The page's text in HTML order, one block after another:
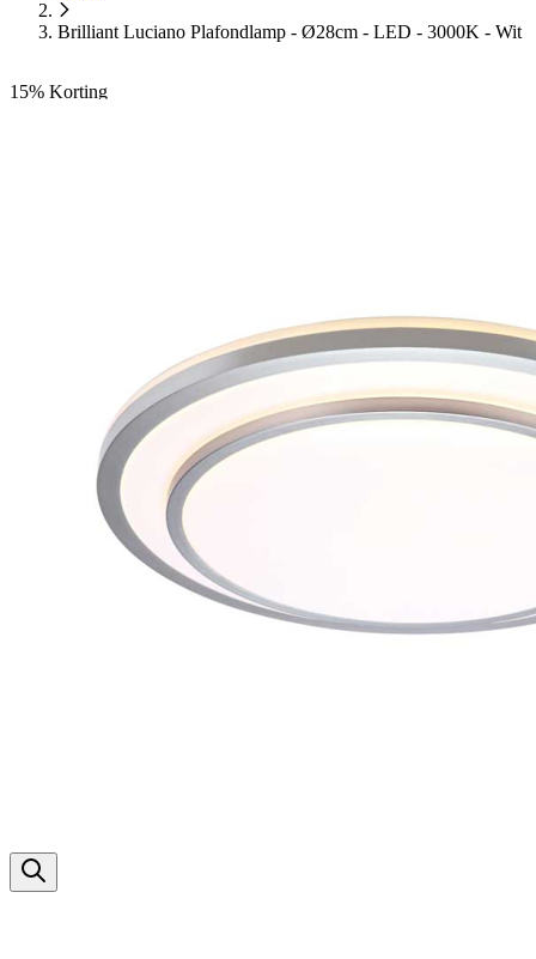
Brilliant Luciano Plafondlamp - Ø28cm - LED - 3000K - Wit
15% Korting